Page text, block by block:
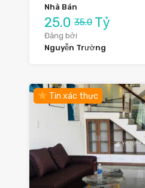
Nhà Bán
25.0 35.0 Tỷ
Đăng bởi
Nguyễn Trường
Tin xác thực